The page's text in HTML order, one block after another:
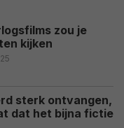
zou je
kijken
sterk ontvangen,
dat het bijna fictie